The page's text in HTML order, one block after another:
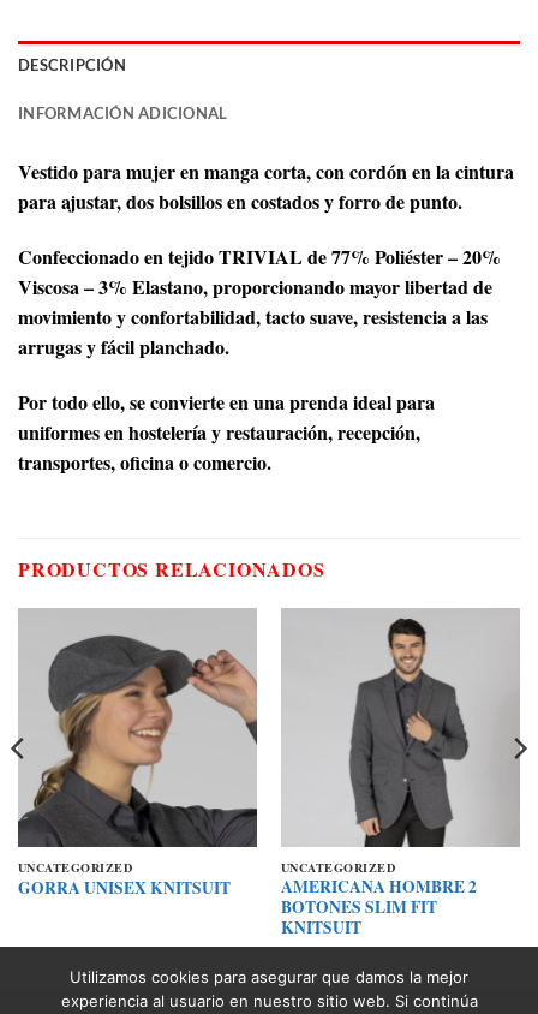
DESCRIPCIÓN
INFORMACIÓN ADICIONAL
Vestido para mujer en manga corta, con cordón en la cintura
para ajustar, dos bolsillos en costados y forro de punto.
Confeccionado en tejido TRIVIAL de 77% Poliéster – 20%
Viscosa – 3% Elastano, proporcionando mayor libertad de
movimiento y confortabilidad, tacto suave, resistencia a las
arrugas y fácil planchado.
Por todo ello, se convierte en una prenda ideal para
uniformes en hostelería y restauración, recepción,
transportes, oficina o comercio.
PRODUCTOS RELACIONADOS
UNCATEGORIZED
GORRA UNISEX KNITSUIT
UNCATEGORIZED
AMERICANA HOMBRE 2
BOTONES SLIM FIT
KNITSUIT
Utilizamos cookies para asegurar que damos la mejor
experiencia al usuario en nuestro sitio web. Si continúa